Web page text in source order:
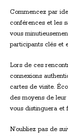
Commencez par
conférences et les
vous
participants clés et
Lors de ces
connexions
cartes de visite.
des moyens de
vous distinguera et
N’oubliez pas de